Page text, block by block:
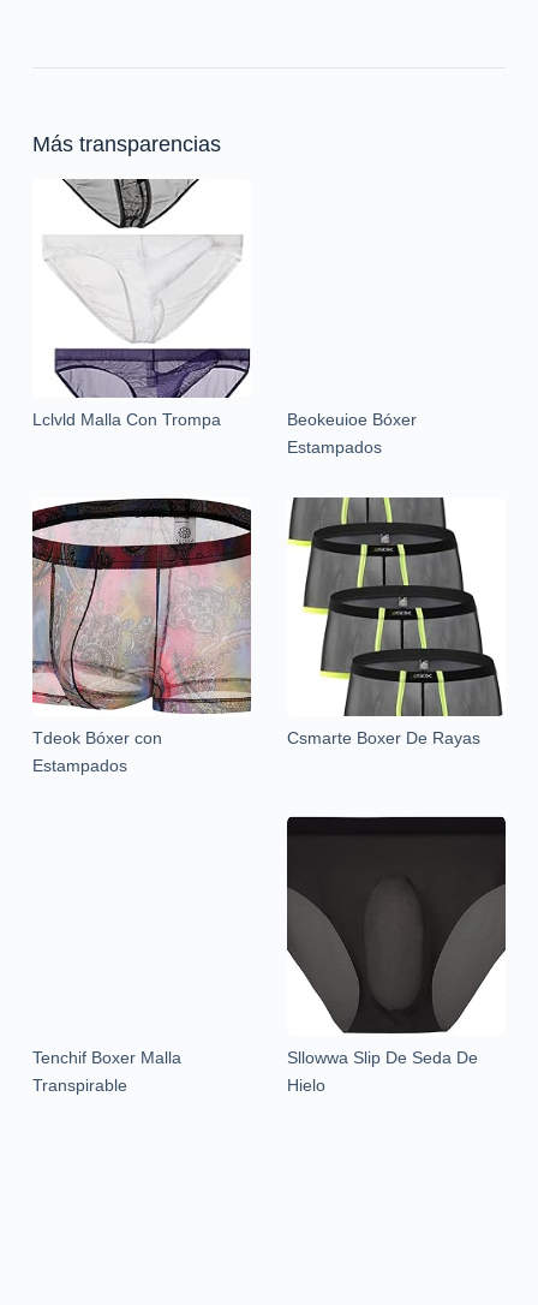
Más transparencias
Lclvld Malla Con Trompa
Beokeuioe Bóxer
Estampados
Tdeok Bóxer con
Estampados
Csmarte Boxer De Rayas
Tenchif Boxer Malla
Transpirable
Sllowwa Slip De Seda De
Hielo